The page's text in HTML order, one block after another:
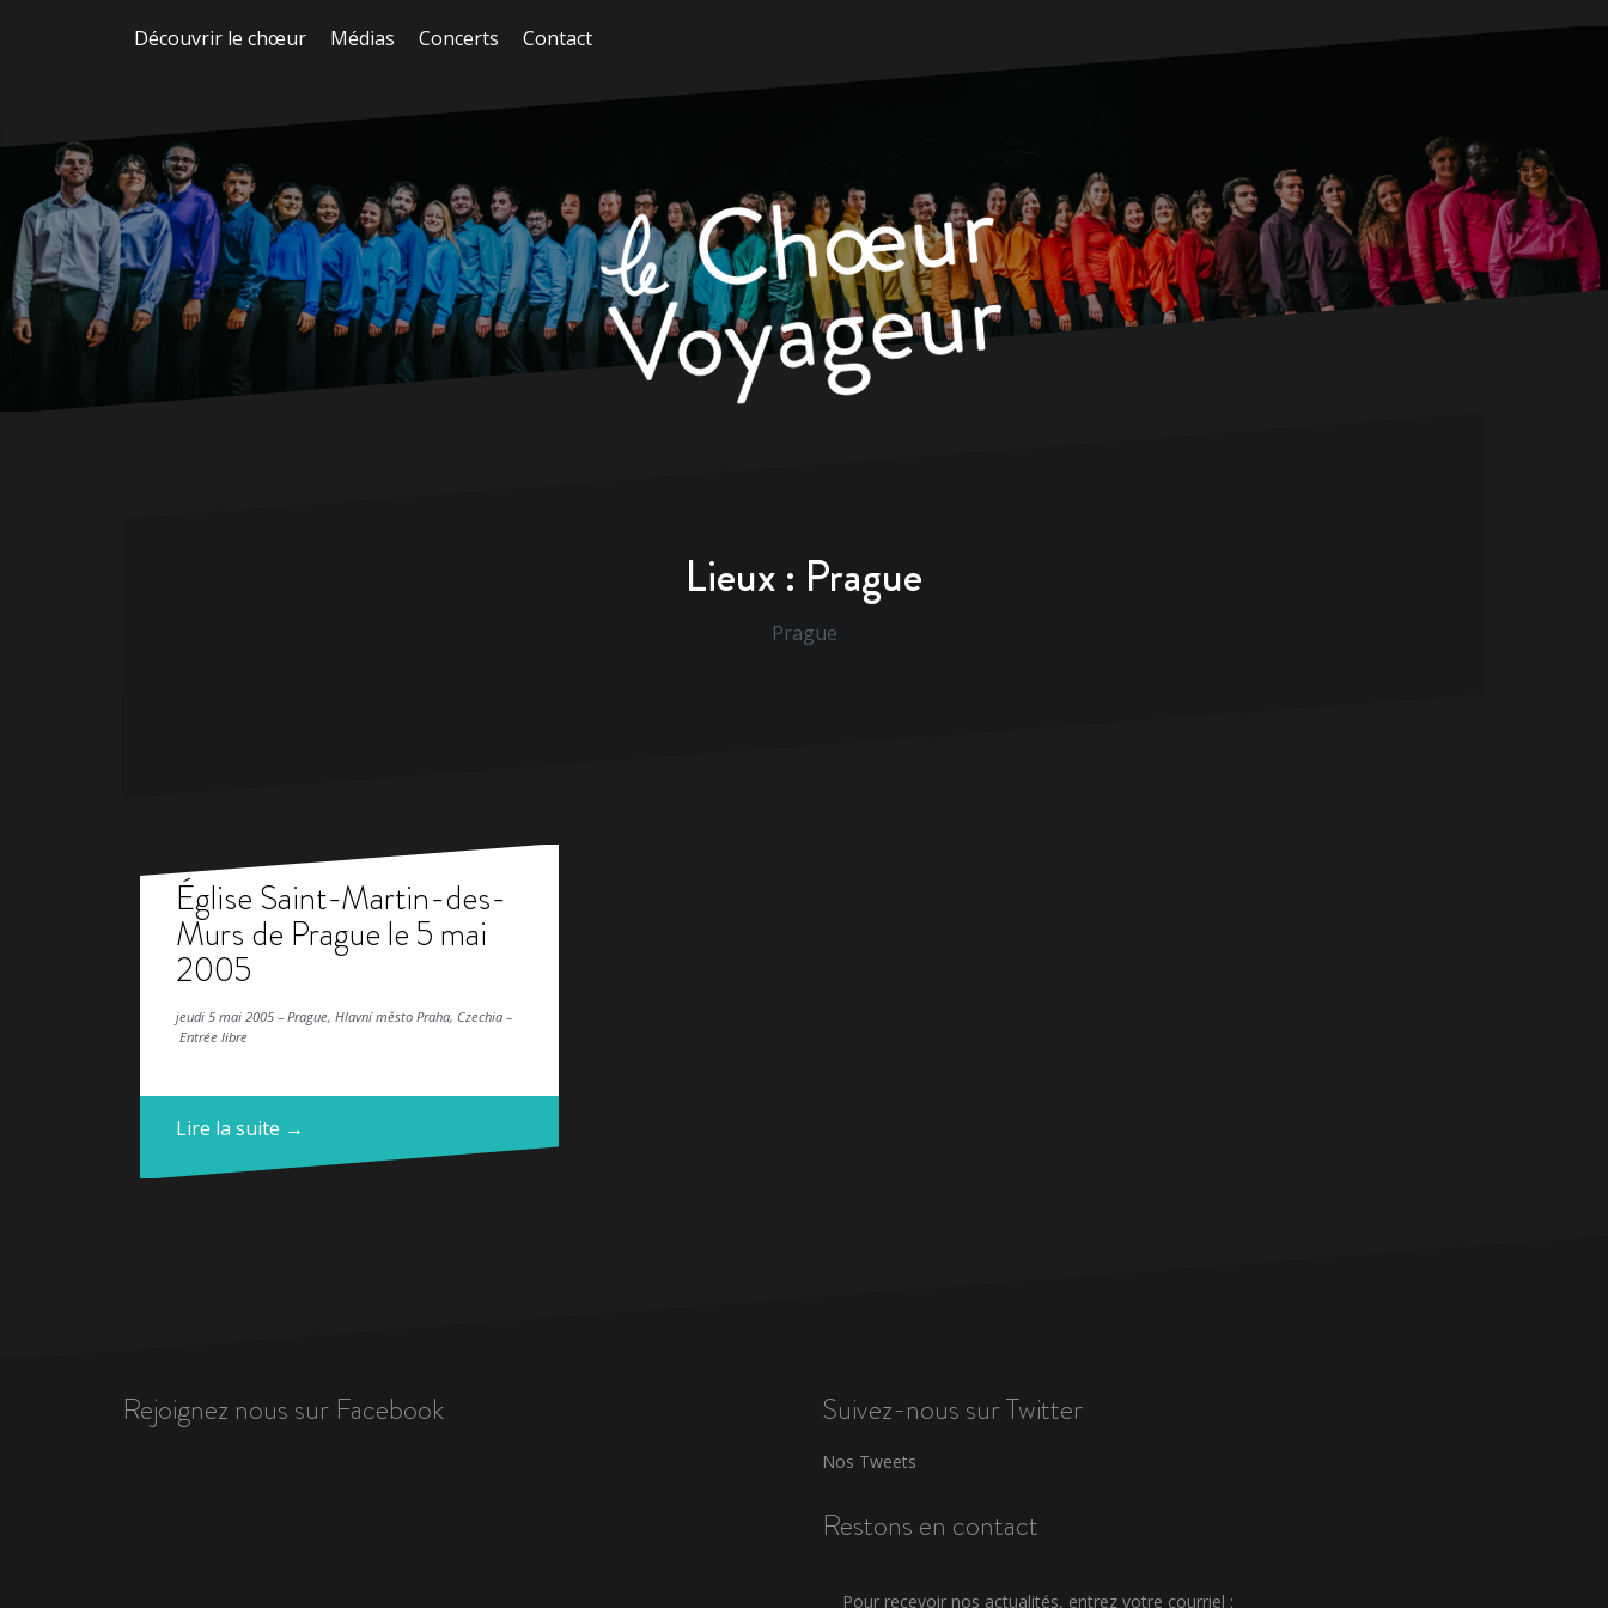
Découvrir le chœur Médias Concerts Contact
Lieux : Prague
Prague
Église Saint-Martin-des-
Murs de Prague le 5 mai
2005
jeudi 5 mai 2005 – Prague, Hlavní město Praha, Czechia –
Entrée libre
Lire la suite →
Rejoignez nous sur Facebook Suivez-nous sur Twitter
Nos Tweets
Restons en contact
Pour recevoir nos actualités, entrez votre courriel :